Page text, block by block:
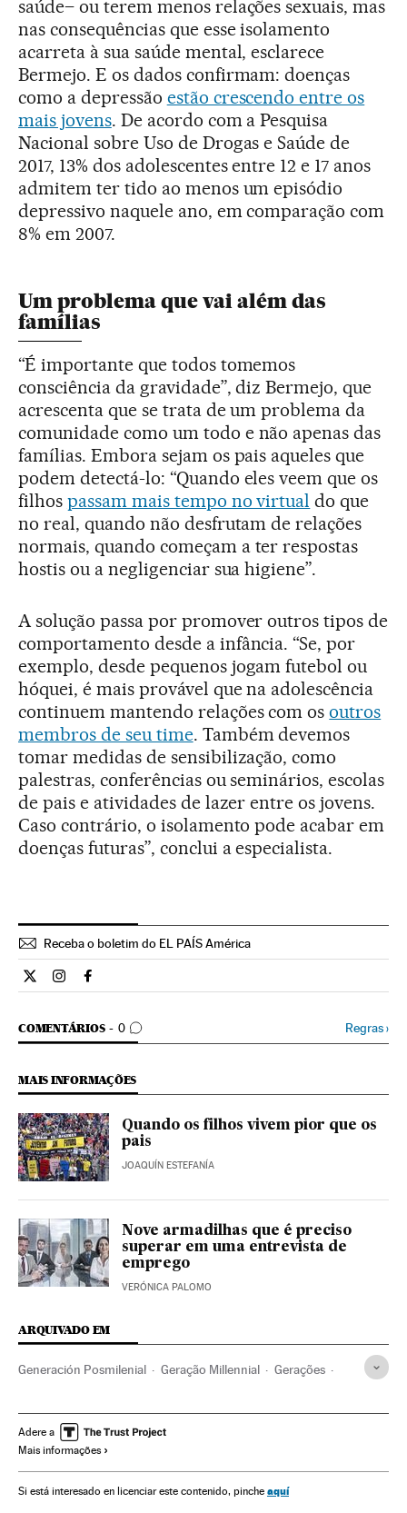
saúde– ou terem menos relações sexuais, mas
nas consequências que esse isolamento
acarreta à sua saúde mental, esclarece
Bermejo. E os dados confirmam: doenças
como a depressão estão crescendo entre os
mais jovens. De acordo com a Pesquisa
Nacional sobre Uso de Drogas e Saúde de
2017, 13% dos adolescentes entre 12 e 17 anos
admitem ter tido ao menos um episódio
depressivo naquele ano, em comparação com
8% em 2007.
Um problema que vai além das
famílias
“É importante que todos tomemos
consciência da gravidade”, diz Bermejo, que
acrescenta que se trata de um problema da
comunidade como um todo e não apenas das
famílias. Embora sejam os pais aqueles que
podem detectá-lo: “Quando eles veem que os
filhos passam mais tempo no virtual do que
no real, quando não desfrutam de relações
normais, quando começam a ter respostas
hostis ou a negligenciar sua higiene”.
A solução passa por promover outros tipos de
comportamento desde a infância. “Se, por
exemplo, desde pequenos jogam futebol ou
hóquei, é mais provável que na adolescência
continuem mantendo relações com osoutros
membros de seu time. Também devemos
tomar medidas de sensibilização, como
palestras, conferências ou seminários, escolas
de pais e atividades de lazer entre os jovens.
Caso contrário, o isolamento pode acabar em
doenças futuras”, conclui a especialista.
Receba o boletim do EL PAÍS América
Estilo El País Brasil en Twitter
Estilo El País Brasil en Instagram
Estilo El País Brasil en Facebook
COMENTÁRIOS 0
COMENTÁRIOS Regras›
MAIS INFORMAÇÕES
Quando os filhos vivem pior que os
pais
JOAQUÍN ESTEFANÍA
Nove armadilhas que é preciso
superar em uma entrevista de
emprego
VERÓNICA PALOMO
ARQUIVADO EM
Generación Posmilenial Geração Millennial Gerações
Adere a
Mais informações
Si está interesado en licenciar este contenido, pinche aquí